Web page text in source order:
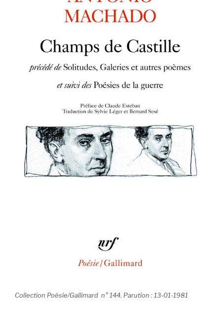
Collection Poésie/Gallimard n° 144. Parution : 13-01-1981